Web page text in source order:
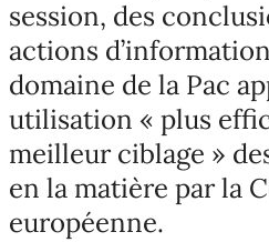
session, des
actions
domaine de la Pac
utilisation « plus
meilleur ciblage »
en la matière par la
européenne.